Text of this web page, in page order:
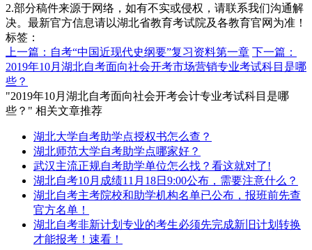
2.部分稿件来源于网络，如有不实或侵权，请联系我们沟通解
决。最新官方信息请以湖北省教育考试院及各教育官网为准！
标签：
上一篇：自考“中国近现代史纲要”复习资料第一章 下一篇：
2019年10月湖北自考面向社会开考市场营销专业考试科目是哪
些？
"2019年10月湖北自考面向社会开考会计专业考试科目是哪
些？" 相关文章推荐
湖北大学自考助学点授权书怎么查？
湖北师范大学自考助学点哪家好？
武汉主流正规自考助学单位怎么找？看这就对了!
湖北自考10月成绩11月18日9:00公布，需要注意什么？
湖北自考主考院校和助学机构名单已公布，报班前先查
官方名单！
湖北自考非新计划专业的考生必须先完成新旧计划转换
才能报考！速看！